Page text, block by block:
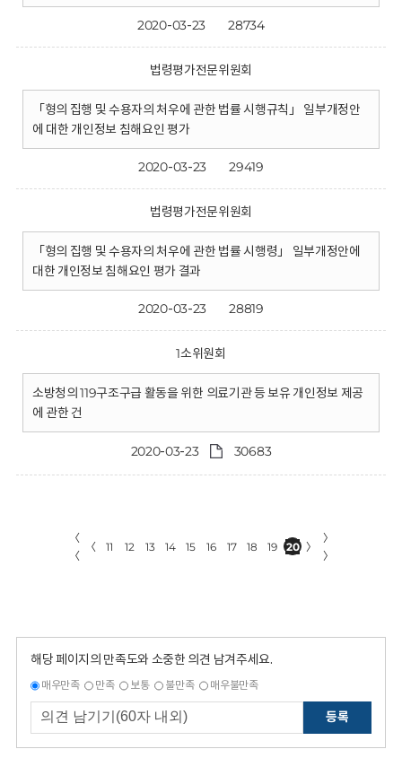
2020-03-23 28734
법령평가전문위원회
「형의 집행 및 수용자의 처우에 관한 법률 시행규칙」 일부개정안
에 대한 개인정보 침해요인 평가
2020-03-23 29419
법령평가전문위원회
「형의 집행 및 수용자의 처우에 관한 법률 시행령」 일부개정안에
대한 개인정보 침해요인 평가 결과
2020-03-23 28819
1소위원회
소방청의 119구조구급 활동을 위한 의료기관 등 보유 개인정보 제공
에 관한 건
2020-03-23 30683
〈
〈
〈 11 12 13 14 15 16 17 18 19 20 〉
〉
〉
해당 페이지의 만족도와 소중한 의견 남겨주세요.
매우만족 만족 보통 불만족 매우불만족
등록